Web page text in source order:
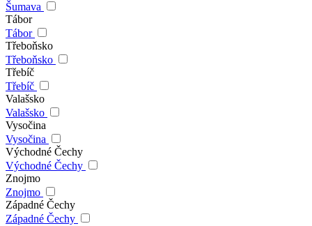
Šumava
Tábor
Tábor
Třeboňsko
Třeboňsko
Třebíč
Třebíč
Valašsko
Valašsko
Vysočina
Vysočina
Východné Čechy
Východné Čechy
Znojmo
Znojmo
Západné Čechy
Západné Čechy